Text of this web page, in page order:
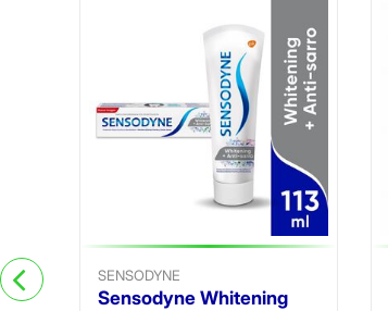
SENSODYNE
Sensodyne Whitening